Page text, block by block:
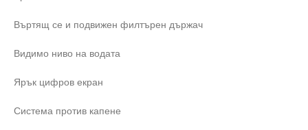
Въртящ се и подвижен филтърен държач
Видимо ниво на водата
Ярък цифров екран
Система против капене